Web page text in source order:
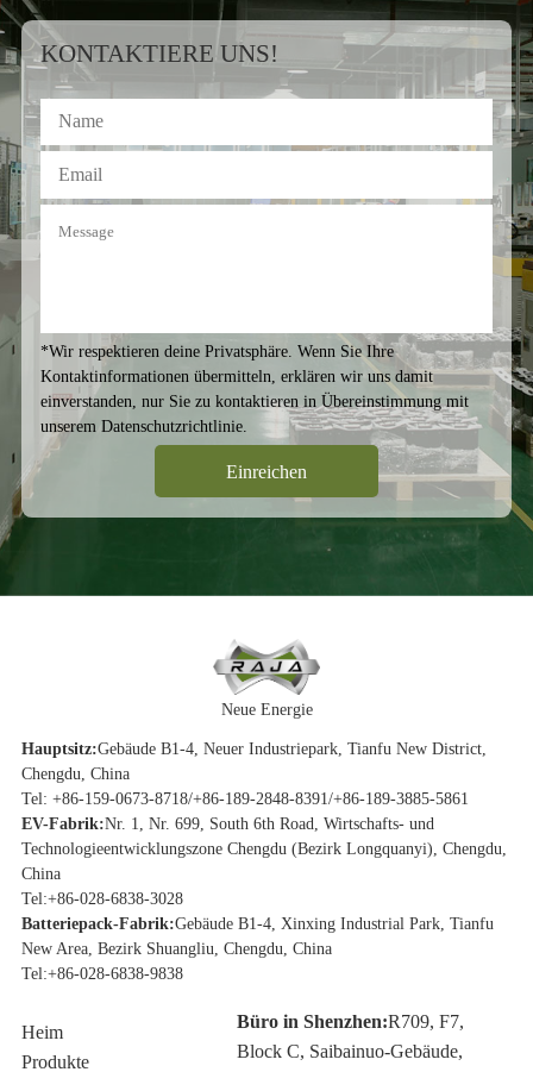
KONTAKTIERE UNS!
*Wir respektieren deine Privatsphäre. Wenn Sie Ihre
Kontaktinformationen übermitteln, erklären wir uns damit
einverstanden, nur Sie zu kontaktieren in Übereinstimmung mit
unseremDatenschutzrichtlinie
Neue Energie
Hauptsitz:Gebäude B1-4, Neuer Industriepark, Tianfu New District,
Chengdu, China
Tel: +86-159-0673-8718/+86-189-2848-8391/+86-189-3885-5861
EV-Fabrik:Nr. 1, Nr. 699, South 6th Road, Wirtschafts- und
Technologieentwicklungszone Chengdu (Bezirk Longquanyi), Chengdu,
China
Tel:+86-028-6838-3028
Batteriepack-Fabrik:Gebäude B1-4, Xinxing Industrial Park, Tianfu
New Area, Bezirk Shuangliu, Chengdu, China
Tel:+86-028-6838-9838
Heim
Produkte
Büro in Shenzhen:R709, F7,
Block C, Saibainuo-Gebäude,